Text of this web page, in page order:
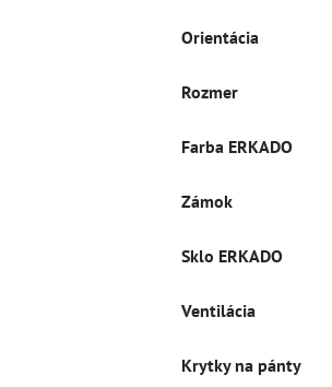
Orientácia
Rozmer
Farba ERKADO
Zámok
Sklo ERKADO
Ventilácia
Krytky na pánty